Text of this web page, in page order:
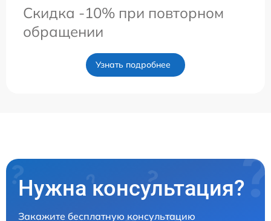
Скидка -10% при повторном
обращении
Узнать подробнее
Нужна консультация?
Закажите бесплатную консультацию